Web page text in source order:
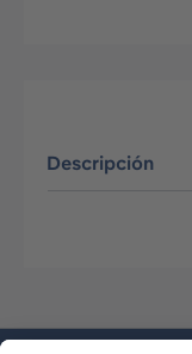
Descripción